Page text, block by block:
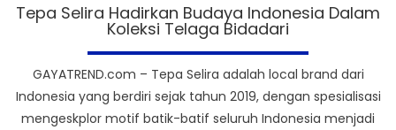
Tepa Selira Hadirkan Budaya Indonesia Dalam
Koleksi Telaga Bidadari
GAYATREND.com – Tepa Selira adalah local brand dari
Indonesia yang berdiri sejak tahun 2019, dengan spesialisasi
mengeskplor motif batik-batif seluruh Indonesia menjadi